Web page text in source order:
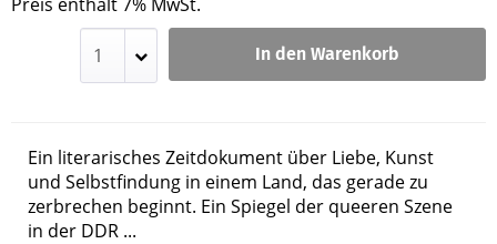
In den Warenkorb
Ein literarisches Zeitdokument über Liebe, Kunst
und Selbstfindung in einem Land, das gerade zu
zerbrechen beginnt. Ein Spiegel der queeren Szene
in der DDR ...